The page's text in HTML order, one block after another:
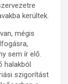
kerültek.
mégis
sem ír elő.
halakból
szigorítást